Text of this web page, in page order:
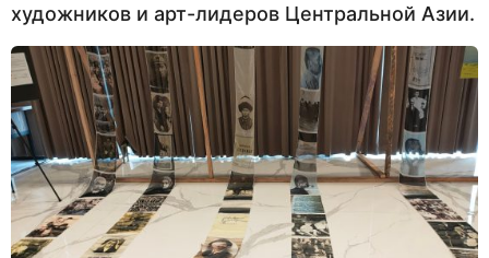
художников и арт-лидеров Центральной Азии.